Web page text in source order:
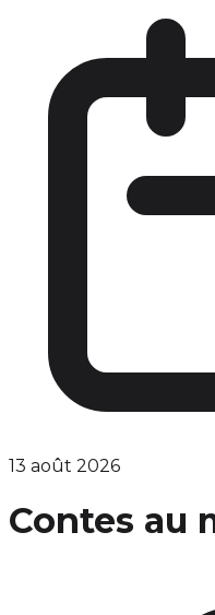
13 août 2026
Contes au